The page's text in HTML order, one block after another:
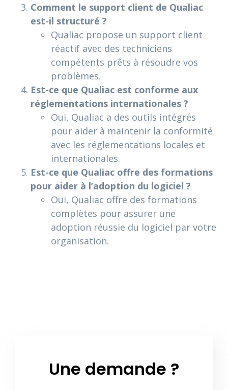
Comment le support client de Qualiac
est-il structuré ?
Qualiac propose un support client
réactif avec des techniciens
compétents prêts à résoudre vos
problèmes.
Est-ce que Qualiac est conforme aux
réglementations internationales ?
Oui, Qualiac a des outils intégrés
pour aider à maintenir la conformité
avec les réglementations locales et
internationales.
Est-ce que Qualiac offre des formations
pour aider à l’adoption du logiciel ?
Oui, Qualiac offre des formations
complètes pour assurer une
adoption réussie du logiciel par votre
organisation.
Une demande ?